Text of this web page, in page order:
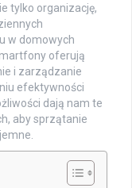
tylko organizację,
w domowych
oferują
i zarządzanie
efektywności
dają nam te
aby sprzątanie